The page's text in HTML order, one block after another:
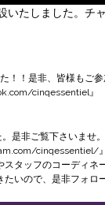
いたしました。チ
！！是非、皆様もご参
cinqessentiel』
是非ご覧下さいませ。
cinqessentiel/
タッフのコーディネ
たいので、是非フォ